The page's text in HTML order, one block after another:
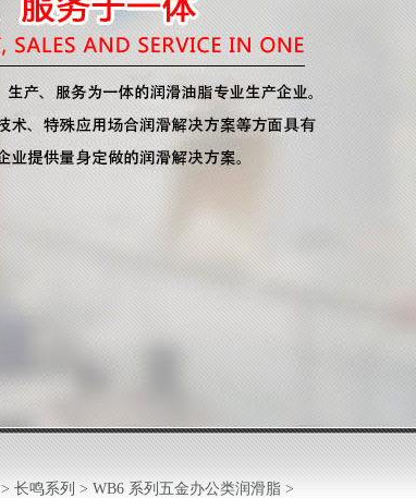
> 长鸣系列 > WB6 系列五金办公类润滑脂 >